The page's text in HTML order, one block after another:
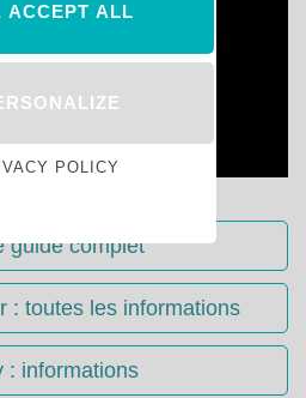
guide complet
: toutes les informations
: informations
ACCEPT ALL
POLICY